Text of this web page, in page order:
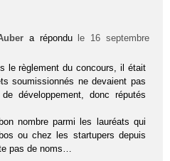
a répondu le 16 septembre
le règlement du concours, il était
soumissionnés ne devaient pas
développement, donc réputés
nombre parmi les lauréats qui
ou chez les startupers depuis
pas de noms…